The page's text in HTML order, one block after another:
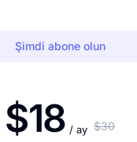
Şimdi abone olun
$18 / ay $30